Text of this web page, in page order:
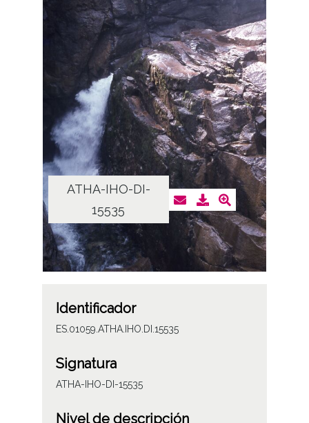
ATHA-IHO-DI-
15535
Identificador
ES.01059.ATHA.IHO.DI.15535
Signatura
ATHA-IHO-DI-15535
Nivel de descripción